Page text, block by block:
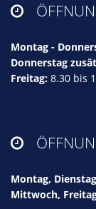

Montag -
Donnerstag
Freitag: 8.30 bis

Montag,
Mittwoch,